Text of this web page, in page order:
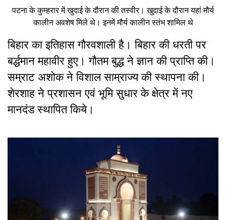
पटना के कुम्हरार में खुदाई के दौरान की तस्वीर। खुदाई के दौरान यहां मौर्य
कालीन अवशेष मिले थे। इनमें मौर्य कालीन स्तंभ शामिल थे
बिहार का इतिहास गौरवशाली है। बिहार की धरती पर
बर्द्धमान महावीर हुए। गौतम बुद्ध ने ज्ञान की प्राप्ति की।
सम्राट अशोक ने विशाल साम्राज्य की स्थापना की।
शेरशाह ने प्रशासन एवं भूमि सुधार के क्षेत्र में नए
मानदंड स्थापित किये।